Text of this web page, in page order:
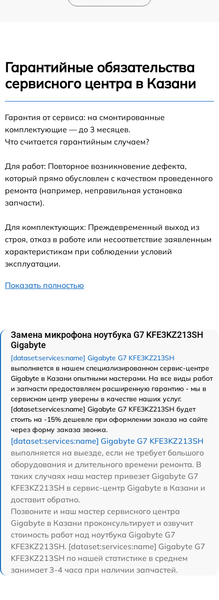
Гарантийные обязательства
сервисного центра в Казани
Гарантия от сервиса: на смонтированные
комплектующие — до 3 месяцев.
Что считается гарантийным случаем?
Для работ: Повторное возникновение дефекта,
который прямо обусловлен с качеством проведенного
ремонта (например, неправильная установка
запчасти).
Для комплектующих: Преждевременный выход из
строя, отказ в работе или несоответствие заявленным
характеристикам при соблюдении условий
эксплуатации.
Показать полностью
Замена микрофона ноутбука G7 KFE3KZ213SH
Gigabyte
[dataset:services:name] Gigabyte G7 KFE3KZ213SH
выполняется в нашем специализированном сервис-центре
Gigabyte в Казани опытными мастерами. На все виды работ
и запчасти предоставляем расширенную гарантию - мы в
сервисном центр уверены в качестве наших услуг.
[dataset:services:name] Gigabyte G7 KFE3KZ213SH будет
стоить на -15% дешевле при оформлении заказа на сайте
через форму заказа звонка.
[dataset:services:name] Gigabyte G7 KFE3KZ213SH
выполняется на выезде, если не требует большого
оборудования и длительного времени ремонта. В
таких случаях наш мастер привезет Gigabyte G7
KFE3KZ213SH в сервис-центр Gigabyte в Казани и
доставит обратно.
Позвоните и наш мастер сервисного центра
Gigabyte в Казани проконсультирует и озвучит
стоимость работ над ноутбука Gigabyte G7
KFE3KZ213SH. [dataset:services:name] Gigabyte G7
KFE3KZ213SH по нашей статистике в среднем
занимает 3-4 часа при наличии запчастей.